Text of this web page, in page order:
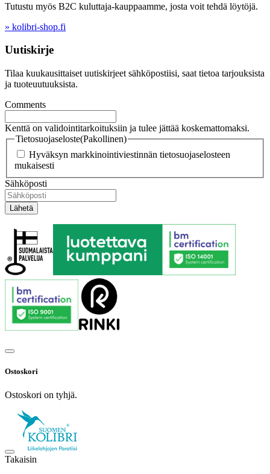
Tutustu myös B2C kuluttaja-kauppaamme, josta voit tehdä löytöjä.
» kolibri-shop.fi
Uutiskirje
Tilaa kuukausittaiset uutiskirjeet sähköpostiisi, saat tietoa tarjouksista
ja tuoteuutuuksista.
Comments
Kenttä on validointitarkoituksiin ja tulee jättää koskemattomaksi.
Tietosuojaseloste(Pakollinen)
Hyväksyn markkinointiviestinnän tietosuojaselosteen
mukaisesti
Sähköposti
Ostoskori
Ostoskori on tyhjä.
Takaisin